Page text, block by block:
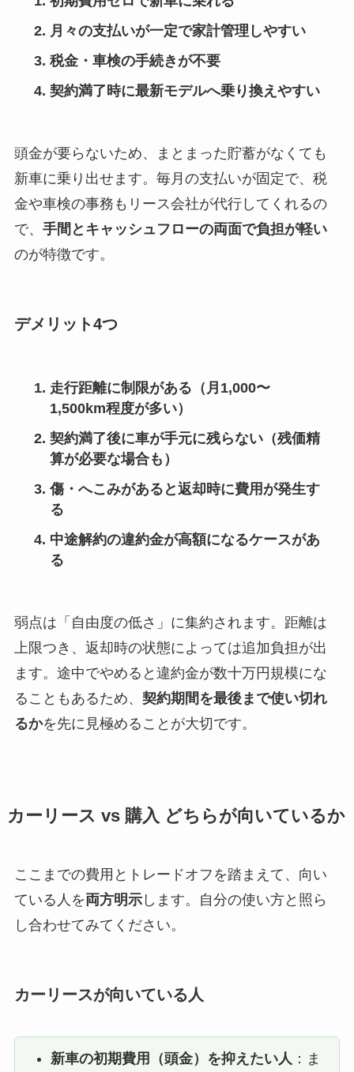
月々の支払いが一定で家計管理しやすい
税金・車検の手続きが不要
契約満了時に最新モデルへ乗り換えやすい
頭金が要らないため、まとまった貯蓄がなくても
新車に乗り出せます。毎月の支払いが固定で、税
金や車検の事務もリース会社が代行してくれるの
で、 手間とキャッシュフローの両面で負担が軽い
のが特徴です。
デメリット4つ
走行距離に制限がある（月1,000〜
1,500km程度が多い）
契約満了後に車が手元に残らない（残価精
算が必要な場合も）
傷・へこみがあると返却時に費用が発生す
る
中途解約の違約金が高額になるケースがあ
る
弱点は「自由度の低さ」に集約されます。距離は
上限つき、返却時の状態によっては追加負担が出
ます。途中でやめると違約金が数十万円規模にな
ることもあるため、 契約期間を最後まで使い切れ
るかを先に見極めることが大切です。
カーリース vs 購入 どちらが向いているか
ここまでの費用とトレードオフを踏まえて、向い
ている人を両方明示します。自分の使い方と照ら
し合わせてみてください。
カーリースが向いている人
新車の初期費用（頭金）を抑えたい人 ：ま